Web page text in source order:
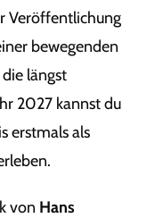
Veröffentlichung
bewegenden
längst
2027 kannst du
erstmals als
von Hans